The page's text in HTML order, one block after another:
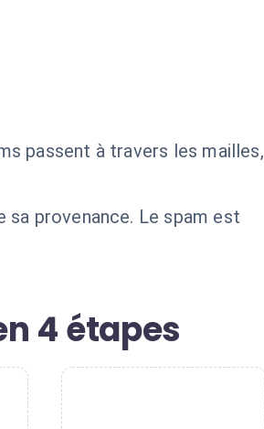
passent à travers les mailles,
provenance. Le spam est
4 étapes